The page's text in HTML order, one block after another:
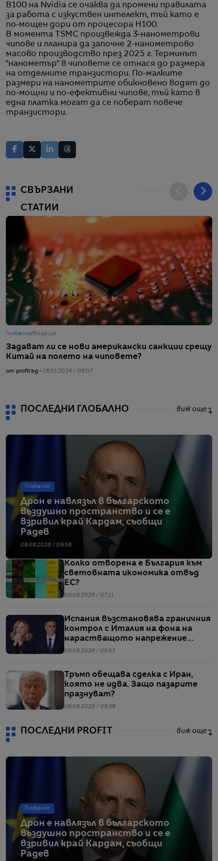
B100 на Nvidia се очаква да промени правилата
за работа с изкуствен интелект, тъй като е
по-мощен дори от процесора H100.
В момента TSMC произвежда 3-нанометрови
чипове и планира да започне 2-нанометрово
масово производство през 2025 г. Терминът
"нанометър" в чиповете се отнася до размера
на отделните транзистори. По-малките
размери на нанометрите обикновено водят до
по-мощни и по-ефективни чипове, тъй като в
една платка могат да се поберат повече
транзистори.
СВЪРЗАНИ
СТАТИИ
Глобално/ Бъдеще
Задават ли се нови американски санкции срещу
Китай на полето на чиповете?
от profit.bg - 18.01.2024 / 08:07
ПОСЛЕДНИ ГЛОБАЛНО виж още
Глобално
Дрон е навлязъл в българското
въздушно пространство и се е
взривил край Кардам, съобщи
Радев
08.08.2026 / 09:56
Колко отворена е България към
световната икономика отвъд
ЕС?
08.08.2026 / 07:11
Испания възстановява граничния
контрол с Италия на фона на
нарастващото напрежение
заради мигрантите
08.08.2026 / 06:53
Тръмп обещава сделка с Иран,
която не идва. Защо пазарите
празнуват?
08.08.2026 / 06:36
ПОСЛЕДНИ PROFIT виж още
Глобално
Дрон е навлязъл в българското
въздушно пространство и се е
взривил край Кардам, съобщи
Радев